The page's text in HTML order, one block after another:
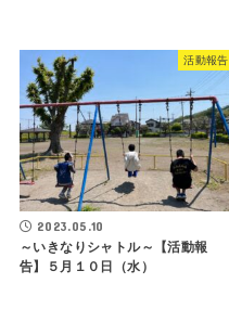
活動報告
2023.05.10
～いきなりシャトル～【活動報
告】５月１０日（水）